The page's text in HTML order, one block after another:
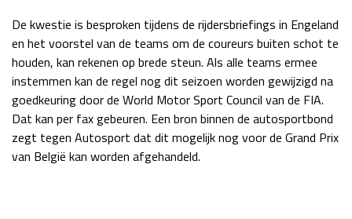
De kwestie is besproken tijdens de rijdersbriefings in Engeland
en het voorstel van de teams om de coureurs buiten schot te
houden, kan rekenen op brede steun. Als alle teams ermee
instemmen kan de regel nog dit seizoen worden gewijzigd na
goedkeuring door de World Motor Sport Council van de FIA.
Dat kan per fax gebeuren. Een bron binnen de autosportbond
zegt tegen Autosport dat dit mogelijk nog voor de Grand Prix
van België kan worden afgehandeld.